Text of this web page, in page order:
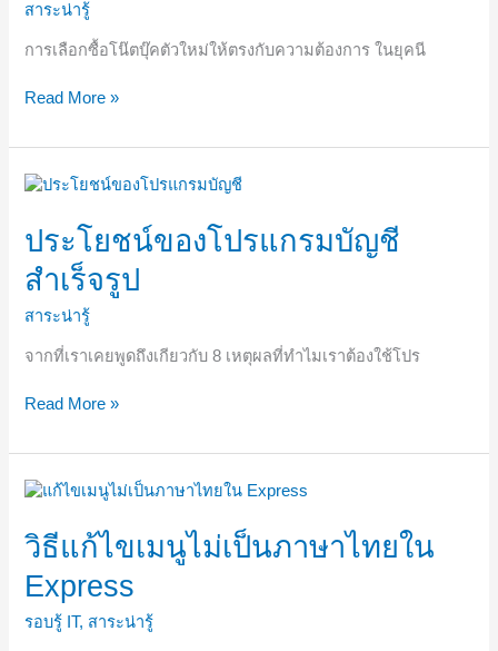
สาระน่ารู้
การเลือกซื้อโน๊ตบุ๊คตัวใหม่ให้ตรงกับความต้องการ ในยุคนี
Read More »
ประโยชน์ของโปรแกรมบัญชี
สำเร็จรูป
สาระน่ารู้
จากที่เราเคยพูดถึงเกียวกับ 8 เหตุผลที่ทำไมเราต้องใช้โปร
ประโยชน์
โปรแกรม
บัญชี
สำเร็จรูป
Read More »
วิธีแก้ไขเมนูไม่เป็นภาษาไทยใน
Express
รอบรู้ IT, สาระน่ารู้
วิธี
เมนู
ไม่
เป็น
ภาษา
ไทย